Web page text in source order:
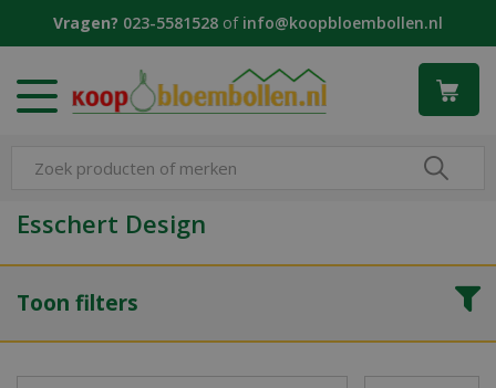
Vragen? 023-5581528 of info@koopbloembollen.nl
Esschert Design
Toon filters